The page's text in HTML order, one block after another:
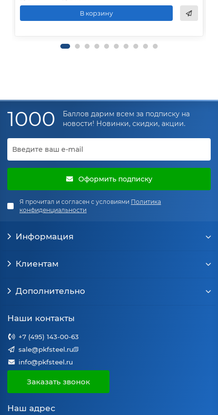
В корзину
1000
Баллов дарим всем за подписку на
новости! Новинки, скидки, акции.
Оформить подписку
Я прочитал и согласен с условиями Политика
конфиденциальности
Информация
Клиентам
Дополнительно
Наши контакты
+7 (495) 143-00-63
sale@pkfsteel.ru
info@pkfsteel.ru
Заказать звонок
Наш адрес